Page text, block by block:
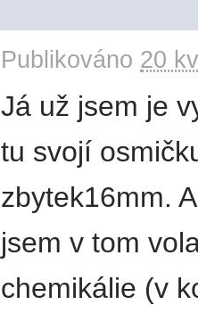
Publikováno 20
Já už jsem je
tu svojí
zbytek16mm.
jsem v tom
chemikálie (v